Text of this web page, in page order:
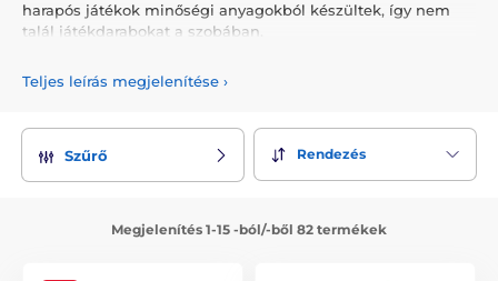
harapós játékok minőségi anyagokból készültek, így nem
talál játékdarabokat a szobában.
Teljes leírás megjelenítése ›
Szűrő Rendezés
Megjelenítés 1-15 -ból/-ből 82 termékek